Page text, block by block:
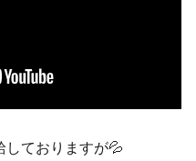
しておりますが💦